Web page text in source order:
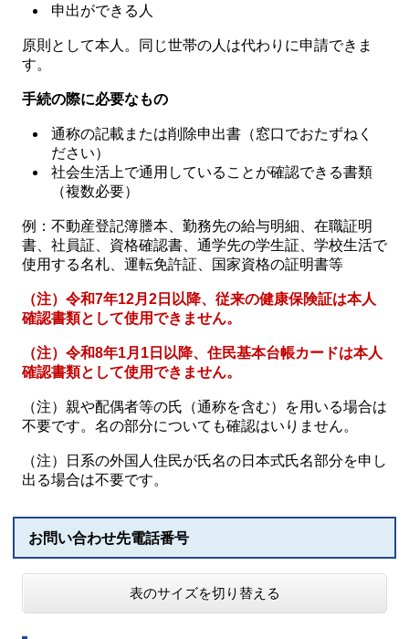
申出ができる人
原則として本人。同じ世帯の人は代わりに申請できま
す。
手続の際に必要なもの
通称の記載または削除申出書（窓口でおたずねく
ださい）
社会生活上で通用していることが確認できる書類
（複数必要）
例：不動産登記簿謄本、勤務先の給与明細、在職証明
書、社員証、資格確認書、通学先の学生証、学校生活で
使用する名札、運転免許証、国家資格の証明書等
（注）令和7年12月2日以降、従来の健康保険証は本人
確認書類として使用できません。
（注）令和8年1月1日以降、住民基本台帳カードは本人
確認書類として使用できません。
（注）親や配偶者等の氏（通称を含む）を用いる場合は
不要です。名の部分についても確認はいりません。
（注）日系の外国人住民が氏名の日本式氏名部分を申し
出る場合は不要です。
お問い合わせ先電話番号
表のサイズを切り替える